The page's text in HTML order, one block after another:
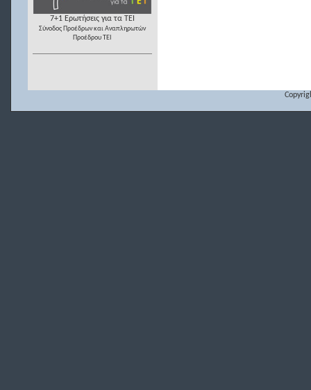
7+1 Ερωτήσεις για τα ΤΕΙ
Σύνοδος Προέδρων και Αναπληρωτών
Προέδρου ΤΕΙ